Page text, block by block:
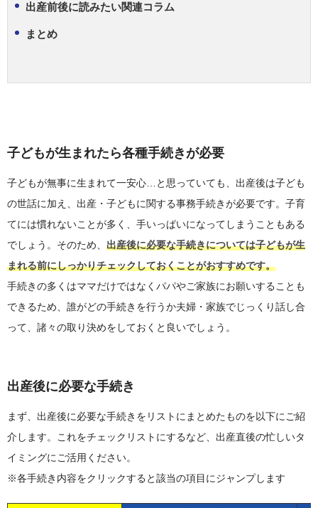
出産前後に読みたい関連コラム
まとめ
子どもが生まれたら各種手続きが必要
子どもが無事に生まれて一安心…と思っていても、出産後は子ども
の世話に加え、出産・子どもに関する事務手続きが必要です。子育
てには慣れないことが多く、手いっぱいになってしまうこともある
でしょう。そのため、 出産後に必要な手続きについては子どもが生
まれる前にしっかりチェックしておくことがおすすめです。
手続きの多くはママだけではなくパパやご家族にお願いすることも
できるため、誰がどの手続きを行うか夫婦・家族でじっくり話し合
って、諸々の取り決めをしておくと良いでしょう。
出産後に必要な手続き
まず、出産後に必要な手続きをリストにまとめたものを以下にご紹
介します。これをチェックリストにするなど、出産直後の忙しいタ
イミングにご活用ください。
※各手続き内容をクリックすると該当の項目にジャンプします